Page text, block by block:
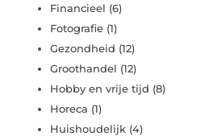
Financieel (6)
Fotografie (1)
Gezondheid (12)
Groothandel (12)
Hobby en vrije tijd (8)
Horeca (1)
Huishoudelijk (4)